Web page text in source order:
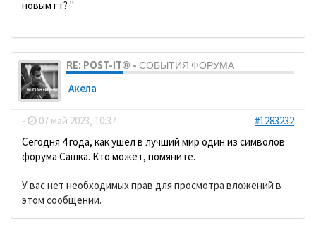
новым гт? "
RE: POST-IT® - СОБЫТИЯ ФОРУМА
Акела
- 07 май 2023, 10:37
#1283232
Сегодня 4 года, как ушёл в лучший мир один из символов
форума Сашка. Кто может, помяните.
У вас нет необходимых прав для просмотра вложений в
этом сообщении.